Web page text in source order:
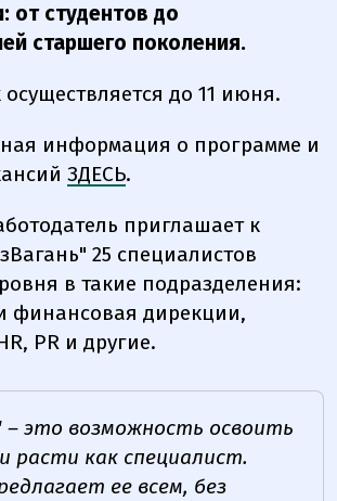
от студентов до
старшего поколения.
до 11 июня.
информация о программе и
ЗДЕСЬ.
приглашает к
25 специалистов
в такие подразделения:
финансовая дирекции,
PR и другие.
– это возможность освоить
расти как специалист.
ее всем, без